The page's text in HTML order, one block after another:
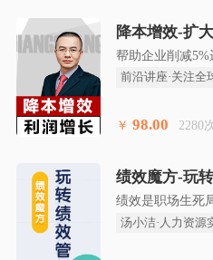
降本增效-扩
帮助企业削减5%
前沿讲座·关注全
￥ 98.00 2280
绩效魔方-玩
绩效是职场生死
汤小洁·人力资源